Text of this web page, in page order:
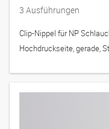
3 Ausführungen
Clip-Nippel für NP
Hochdruckseite, gerade,